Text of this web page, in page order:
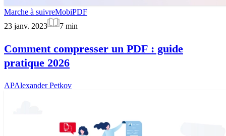
Marche à suivreMobiPDF
23 janv. 2023
7 min
Comment compresser un PDF : guide
pratique 2026
APAlexander Petkov